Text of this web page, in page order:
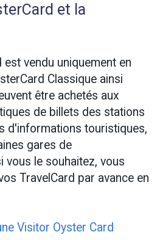
et la
vendu uniquement en
Classique ainsi
être achetés aux
de billets des stations
d'informations touristiques,
gares de
vous le souhaitez, vous
TravelCard par avance en
Visitor Oyster Card